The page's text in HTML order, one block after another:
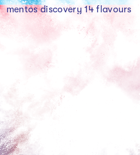
mentos discovery 14 flavours